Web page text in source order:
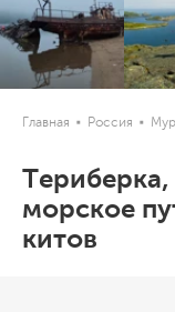
Главная Россия
морское
китов